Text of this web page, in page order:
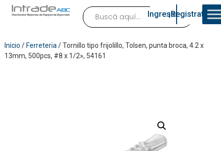
Ingresar¡Registrate!
Inicio / Ferreteria / Tornillo tipo frijolillo, Tolsen, punta broca, 4.2 x
13mm, 500pcs, #8 x 1/2», 54161